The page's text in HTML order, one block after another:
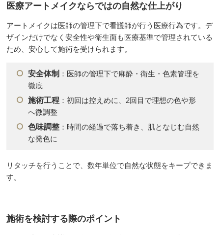
医療アートメイクならではの自然な仕上がり
アートメイクは医師の管理下で看護師が行う医療行為です。デ
ザインだけでなく安全性や衛生面も医療基準で管理されている
ため、安心して施術を受けられます。
安全体制 ：医師の管理下で麻酔・衛生・色素管理を
徹底
施術工程：初回は控えめに、2回目で理想の色や形
へ微調整
色味調整：時間の経過で落ち着き、肌となじむ自然
な発色に
リタッチを行うことで、数年単位で自然な状態をキープできま
す。
施術を検討する際のポイント